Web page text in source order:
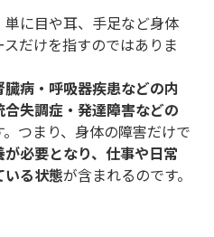
に目や耳、手足など身体
だけを指すのではありま
病・呼吸器疾患などの内
合失調症・発達障害などの
つまり、身体の障害だけで
必要となり、仕事や日常
る状態が含まれるのです。